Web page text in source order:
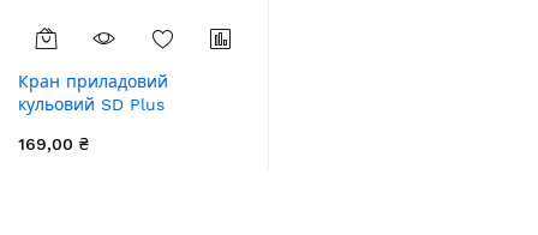
Кран приладовий
кульовий SD Plus
SD186W152015
169,00 ₴